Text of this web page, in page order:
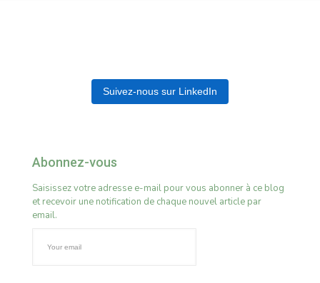
Suivez-nous sur LinkedIn
Abonnez-vous
Saisissez votre adresse e-mail pour vous abonner à ce blog
et recevoir une notification de chaque nouvel article par
email.